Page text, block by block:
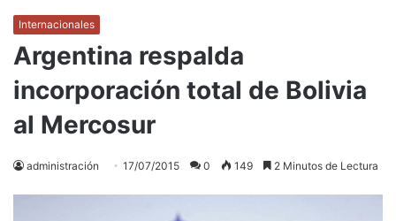
Internacionales
Argentina respalda
incorporación total de Bolivia
al Mercosur
administración 17/07/2015 0 149 2 Minutos de Lectura